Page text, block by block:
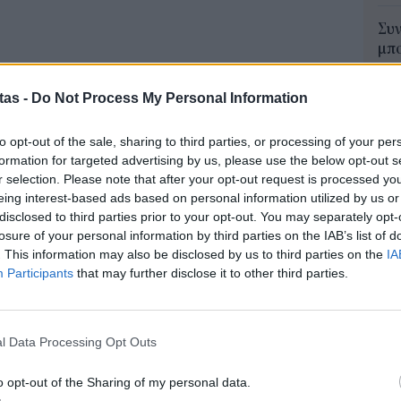
- Do Not Process My Personal Information
opt-out of the sale, sharing to third parties, or processing of your
for targeted advertising by us, please use the below opt-out
selection. Please note that after your opt-out request is processed
interest-based ads based on personal information utilized by us
to third parties prior to your opt-out. You may separately
of your personal information by third parties on the IAB’s list of
This information may also be disclosed by us to third parties on the
Participants that may further disclose it to other third parties.
Data Processing Opt Outs
opt-out of the Sharing of my personal data.
ΠΕ Νοσηλευτικής, ΤΕ Νοσηλευτικής, ΤΕ
θα πρέπει να ελέγξουν
κάθε θέσης μόλις δημοσιευθεί το ΦΕΚ, καθώς
ζητούνται συγκεκριμένοι τίτλοι σπουδών,
δικαιολογητικά.
προσλήψεις
σε μεγάλο αριθμό φορέων του Δημοσίου.
νοσοκομεία, όπως το Αρεταίειο και το
και Κέντρα Κοινωνικής Πρόνοιας σε
Μακεδονία, η Ήπειρος, το Νότιο Αιγαίο, η
και τα Ιόνια Νησιά.
όπως η Περιφέρεια Αττικής, η
03
04